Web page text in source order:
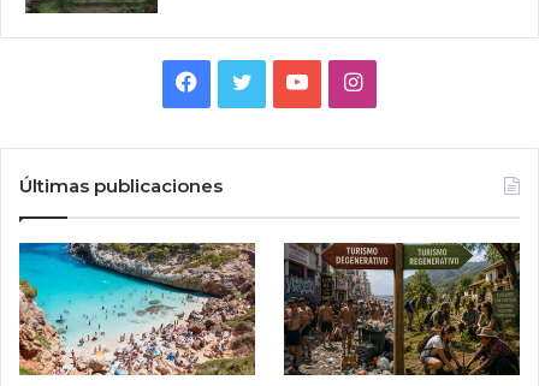
Facebook
TwitterYouTubeInstagram
Últimas publicaciones